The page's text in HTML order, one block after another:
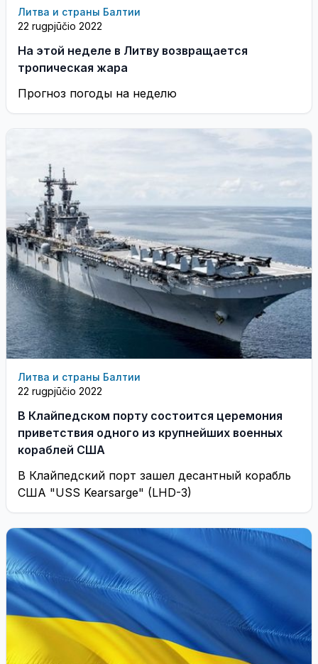
Литва и страны Балтии
22 rugpjūčio 2022
На этой неделе в Литву возвращается
тропическая жара
Прогноз погоды на неделю
Литва и страны Балтии
22 rugpjūčio 2022
В Клайпедском порту состоится церемония
приветствия одного из крупнейших военных
кораблей США
В Клайпедский порт зашел десантный корабль
США "USS Kearsarge" (LHD-3)